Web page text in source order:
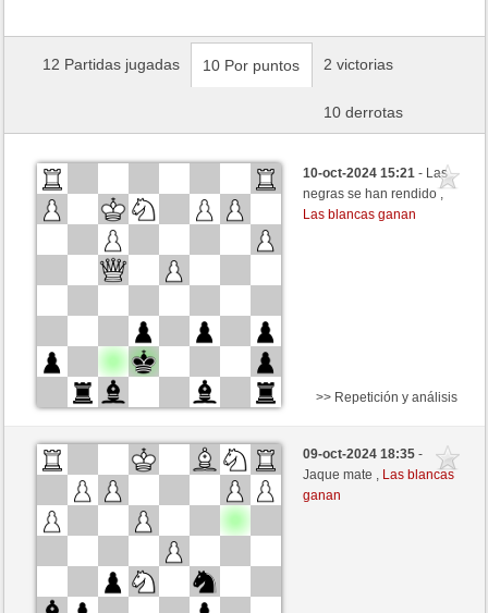
12 Partidas jugadas 10 Por puntos 2 victorias
10 derrotas
10-oct-2024 15:21- Las
negras se han rendido ,
Las blancas ganan
Blancas
westhorse (1538) (+2)
Negras
robpreve (1071) (-5)
Tiempo: 20 minutes/side + 8 seconds/move
Esta partida es por puntos
>> Repetición y análisis
09-oct-2024 18:35-
Jaque mate , Las blancas
ganan